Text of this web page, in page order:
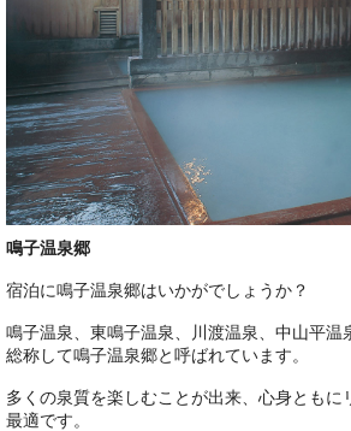
鳴子温泉郷
宿泊に鳴子温泉郷はいかがでしょうか？
鳴子温泉、東鳴子温泉、川渡温泉、中山平温
総称して鳴子温泉郷と呼ばれています。
多くの泉質を楽しむことが出来、心身ともに
最適です。